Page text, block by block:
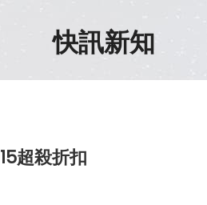
快訊新知
超殺折扣